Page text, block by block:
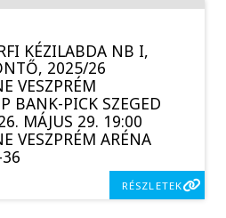
KÉZILABDA NB I,
2025/26
VESZPRÉM
BANK-PICK SZEGED
MÁJUS 29. 19:00
VESZPRÉM ARÉNA
RÉSZLETEK